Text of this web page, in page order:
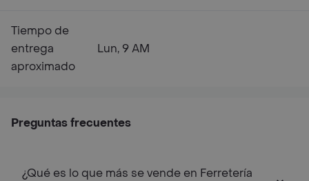
Tiempo de
entrega
aproximado
Lun, 9 AM
Preguntas frecuentes
¿Qué es lo que más se vende en Ferretería